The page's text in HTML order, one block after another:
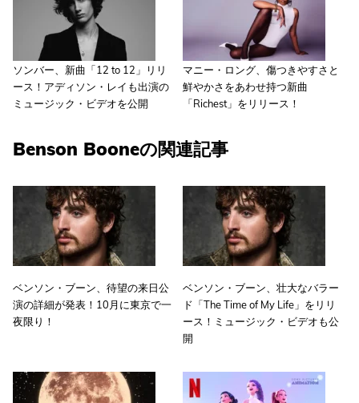
ソンバー、新曲「12 to 12」リリ
ース！アディソン・レイも出演の
ミュージック・ビデオを公開
マニー・ロング、傷つきやすさと
鮮やかさをあわせ持つ新曲
「Richest」をリリース！
Benson Booneの関連記事
ベンソン・ブーン、待望の来日公
演の詳細が発表！10月に東京で一
夜限り！
ベンソン・ブーン、壮大なバラー
ド「The Time of My Life」をリリ
ース！ミュージック・ビデオも公
開